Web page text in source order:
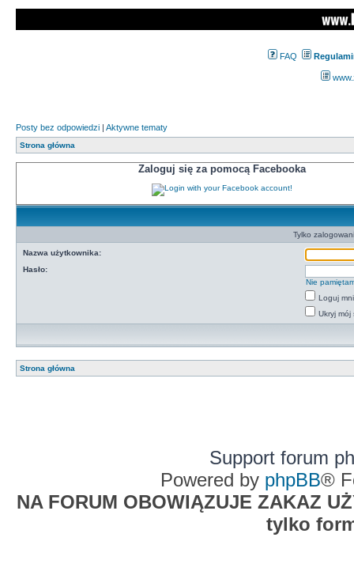
FAQ
Posty bez odpowiedzi | Aktywne tematy
Strona główna
Zaloguj się za pomocą Facebooka
Tylko
Nazwa użytkownika:
Hasło:
Nie
Loguj
Ukryj mój
Strona główna
Support forum
Powered by phpBB®
NA FORUM OBOWIĄZUJE ZAKAZ
tylko